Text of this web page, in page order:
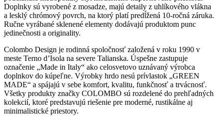
Doplnky sú vyrobené z mosadze, majú detaily z uhlíkového vlákna
a lesklý chrómový povrch, na ktorý platí predĺžená 10-ročná záruka.
Ručne vyrábané sklenené elementy dodávajú produktom punc
jedinečnosti a originality.
Colombo Design je rodinná spoločnosť založená v roku 1990 v
meste Terno d’Isola na severe Talianska. Úspešne zastupuje
označenie „Made in Italy“ ako celosvetovo uznávaný výrobca
doplnkov do kúpeľne. Výrobky hrdo nesú prívlastok „GREEN
MADE“ a spájajú v sebe komfort, kvalitu, funkčnosť a trvácnosť.
Všetky produkty značky COLOMBO sú rozdelené do prehľadných
kolekcií, ktoré predstavujú riešenie pre moderné, rustikálne aj
minimalistické priestory.